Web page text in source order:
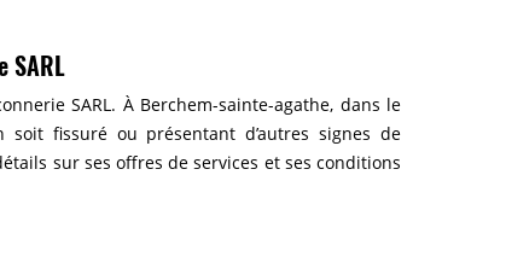
SARL
SARL. À Berchem-sainte-agathe, dans le
fissuré ou présentant d’autres signes de
sur ses offres de services et ses conditions